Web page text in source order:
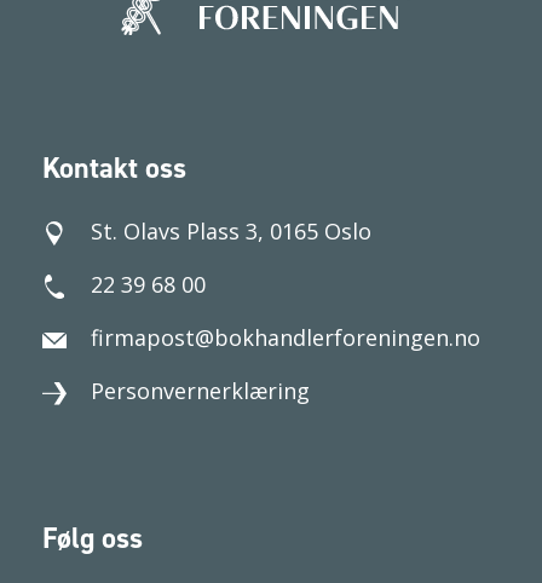
Kontakt oss
St. Olavs Plass 3, 0165 Oslo
22 39 68 00
firmapost@bokhandlerforeningen.no
Personvernerklæring
Følg oss